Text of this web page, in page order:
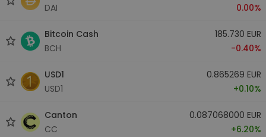
DAI
0.00%
Bitcoin Cash
BCH
185.730 EUR
-0.40%
USD1
USD1
0.865269 EUR
+0.10%
Canton
CC
0.087068000 EUR
+6.20%